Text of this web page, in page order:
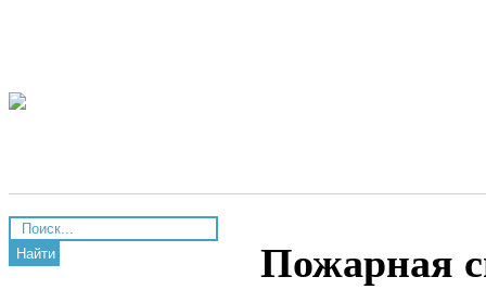
Найти
Пожарная